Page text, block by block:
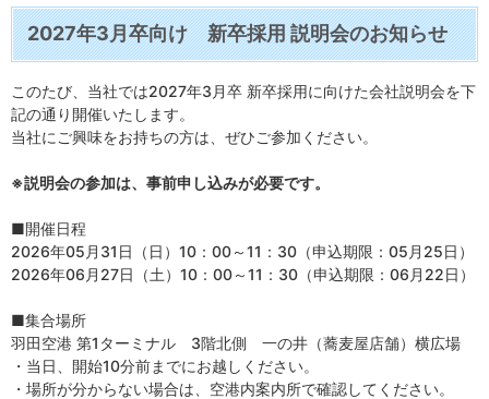
2027年3月卒向け 新卒採用 説明会のお知らせ
このたび、当社では2027年3月卒 新卒採用に向けた会社説明会を下
記の通り開催いたします。
当社にご興味をお持ちの方は、ぜひご参加ください。
※説明会の参加は、事前申し込みが必要です。
■開催日程
2026年05月31日（日）10：00～11：30（申込期限：05月25日）
2026年06月27日（土）10：00～11：30（申込期限：06月22日）
■集合場所
羽田空港 第1ターミナル 3階北側 一の井（蕎麦屋店舗）横広場
・当日、開始10分前までにお越しください。
・場所が分からない場合は、空港内案内所で確認してください。